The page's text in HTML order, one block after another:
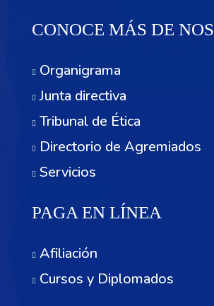
CONOCE MÁS DE
Organigrama
Junta directiva
Tribunal de Ética
Directorio de Agremiados
Servicios
PAGA EN LÍNEA
Afiliación
Cursos y Diplomados